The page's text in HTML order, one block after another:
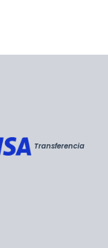
Transferencia